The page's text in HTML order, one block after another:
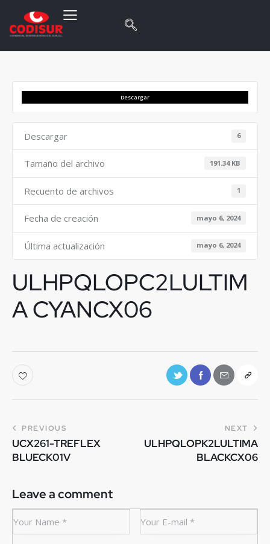
Descargar
Descargar 6
Tamaño del archivo 191.34 KB
Recuento de archivos 1
Fecha de creación mayo 6, 2024
Última actualización mayo 6, 2024
ULHPQLOPC2LULTIM
A CYANCX06
PREVIOUS
UCX261-TREFLEX
BLUECK01V
NEXT
ULHPQLOPK2LULTIMA
BLACKCX06
Leave a comment